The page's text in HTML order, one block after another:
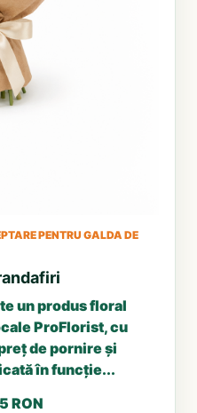
PENTRU GALDA DE
un produs floral
ProFlorist, cu
de pornire și
în funcție...
RON